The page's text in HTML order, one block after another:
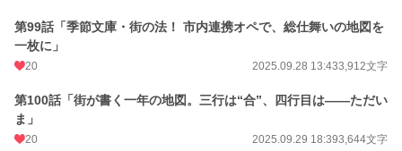
第99話「季節文庫・街の法！ 市内連携オペで、総仕舞いの地図を
一枚に」
20 2025.09.28 13:433,912文字
第100話「街が書く一年の地図。三行は“合”、四行目は——ただい
ま」
20 2025.09.29 18:393,644文字